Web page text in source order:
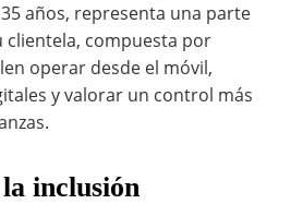
años, representa una parte
clientela, compuesta por
operar desde el móvil,
y valorar un control más
inclusión